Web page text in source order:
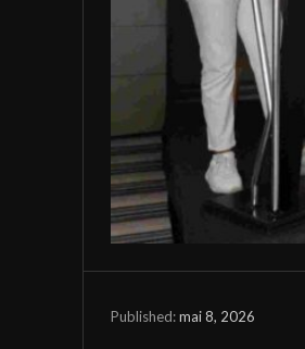
Published:mai 8, 2026